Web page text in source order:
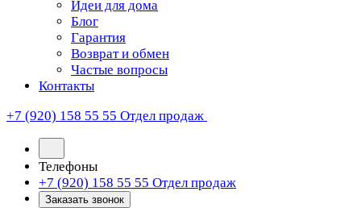
Идеи для дома
Блог
Гарантия
Возврат и обмен
Частые вопросы
Контакты
+7 (920) 158 55 55 Отдел продаж
Телефоны
+7 (920) 158 55 55 Отдел продаж
Заказать звонок